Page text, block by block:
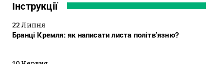
Інструкції
22 Липня
Бранці Кремля: як написати листа політв’язню?